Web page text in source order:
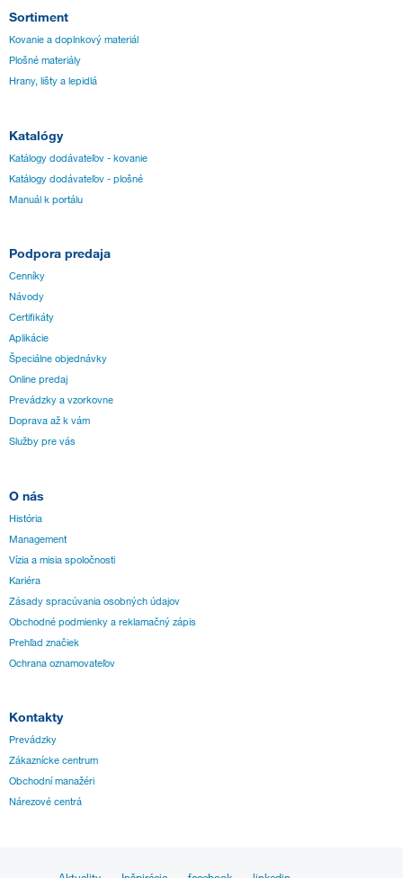
Sortiment
Kovanie a doplnkový materiál
Plošné materiály
Hrany, lišty a lepidlá
Katalógy
Katálogy dodávateľov - kovanie
Katálogy dodávateľov - plošné
Manuál k portálu
Podpora predaja
Cenníky
Návody
Certifikáty
Aplikácie
Špeciálne objednávky
Online predaj
Prevádzky a vzorkovne
Doprava až k vám
Služby pre vás
O nás
História
Management
Vízia a misia spoločnosti
Kariéra
Zásady spracúvania osobných údajov
Obchodné podmienky a reklamačný zápis
Prehľad značiek
Ochrana oznamovateľov
Kontakty
Prevádzky
Zákaznícke centrum
Obchodní manažéri
Nárezové centrá